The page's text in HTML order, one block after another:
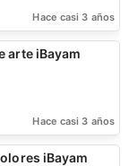
Hace casi 3 años
arte iBayam
Hace casi 3 años
iBayam